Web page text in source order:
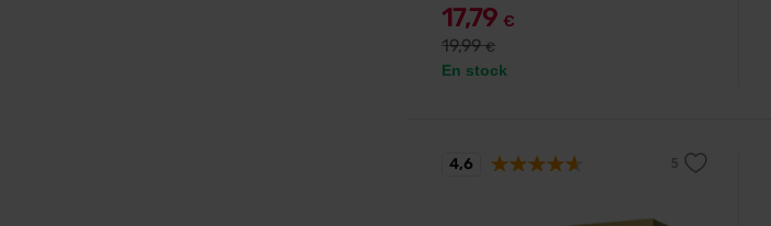
17,79 €
19,99€
En stock
4,6